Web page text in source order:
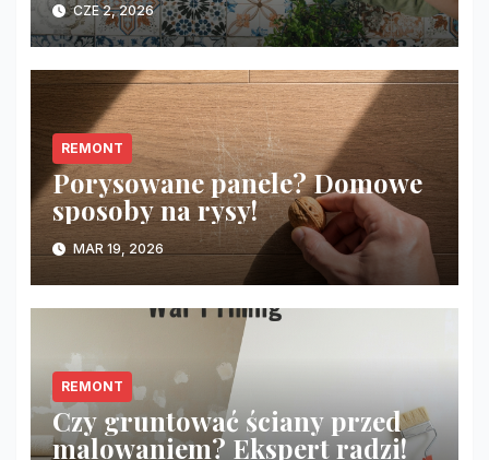
CZE 2, 2026
REMONT
Porysowane panele? Domowe
sposoby na rysy!
MAR 19, 2026
REMONT
Czy gruntować ściany przed
malowaniem? Ekspert radzi!